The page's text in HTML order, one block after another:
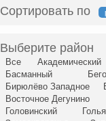
Сортировать по
Выберите район
Все
Академический
Басманный
Бирюлёво Западное
Восточное Дегунино
Головинский